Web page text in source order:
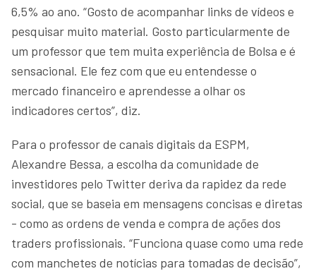
6,5% ao ano. “Gosto de acompanhar links de vídeos e
pesquisar muito material. Gosto particularmente de
um professor que tem muita experiência de Bolsa e é
sensacional. Ele fez com que eu entendesse o
mercado financeiro e aprendesse a olhar os
indicadores certos”, diz.
Para o professor de canais digitais da ESPM,
Alexandre Bessa, a escolha da comunidade de
investidores pelo Twitter deriva da rapidez da rede
social, que se baseia em mensagens concisas e diretas
- como as ordens de venda e compra de ações dos
traders profissionais. “Funciona quase como uma rede
com manchetes de notícias para tomadas de decisão”,